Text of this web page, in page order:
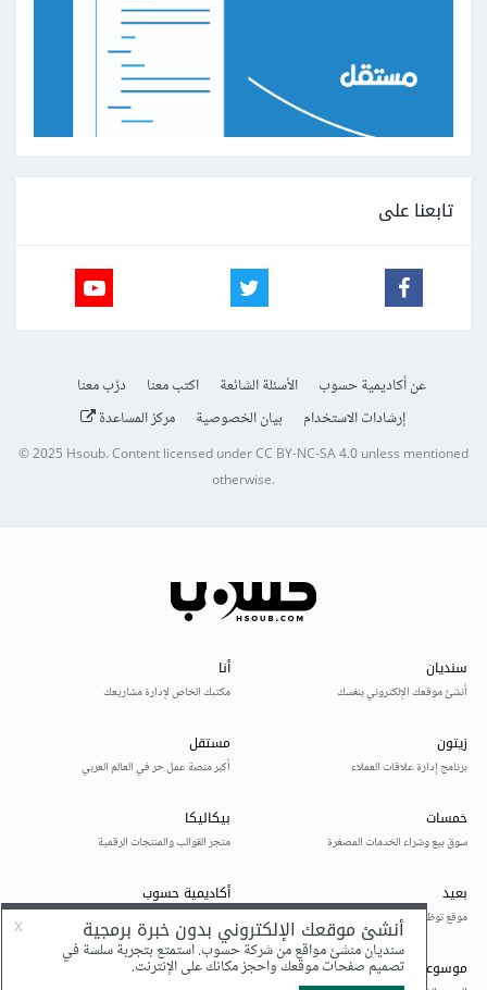
تابعنا على
عن أكاديمية حسوب الأسئلة الشائعة اكتب معنا
درّب معنا
إرشادات الاستخدام
بيان الخصوصية مركز المساعدة
© 2025Hsoub.Content licensed underCC BY-NC-SA 4.0unless mentioned
otherwise.